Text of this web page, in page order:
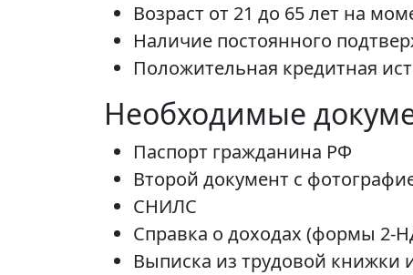
Возраст от 21 до 65 лет на
Наличие постоянного
Положительная кредитная
Необходимые
Паспорт гражданина РФ
Второй документ с
СНИЛС
Справка о доходах (формы 2-
Выписка из трудовой книжки